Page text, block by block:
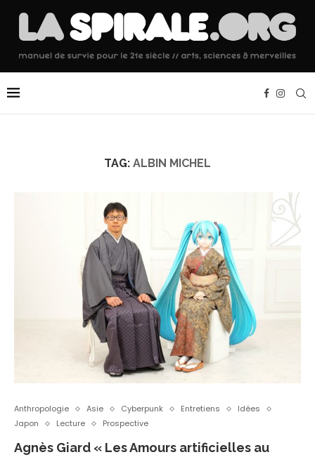
TAG: ALBIN MICHEL
Anthropologie Asie Cyberpunk Entretiens
Idées
Japon
Lecture Prospective
Agnès Giard « Les Amours artificielles au